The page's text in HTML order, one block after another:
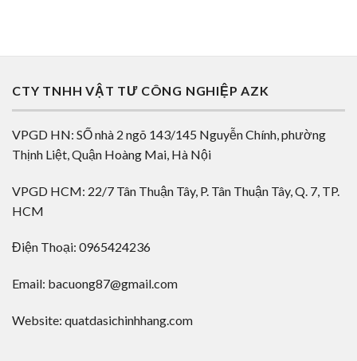
CTY TNHH VẬT TƯ CÔNG NGHIỆP AZK
VPGD HN: SỐ nhà 2 ngõ 143/145 Nguyễn Chính, phường
Thịnh Liệt, Quận Hoàng Mai, Hà Nội
VPGD HCM: 22/7 Tân Thuận Tây, P. Tân Thuận Tây, Q. 7, TP.
HCM
Điện Thoại: 0965424236
Email: bacuong87@gmail.com
Website: quatdasichinhhang.com